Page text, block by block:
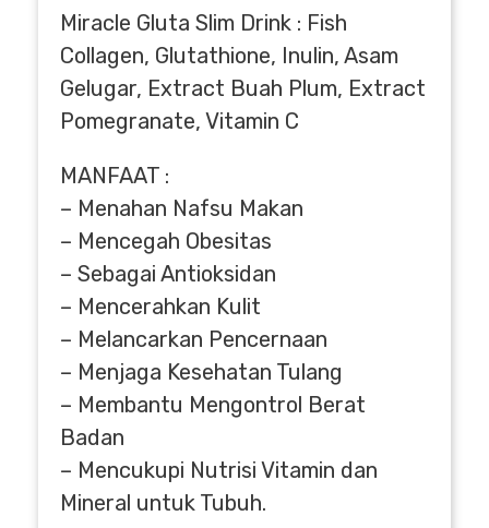
Miracle Gluta Slim Drink : Fish
Collagen, Glutathione, Inulin, Asam
Gelugar, Extract Buah Plum, Extract
Pomegranate, Vitamin C
MANFAAT :
– Menahan Nafsu Makan
– Mencegah Obesitas
– Sebagai Antioksidan
– Mencerahkan Kulit
– Melancarkan Pencernaan
– Menjaga Kesehatan Tulang
– Membantu Mengontrol Berat
Badan
– Mencukupi Nutrisi Vitamin dan
Mineral untuk Tubuh.